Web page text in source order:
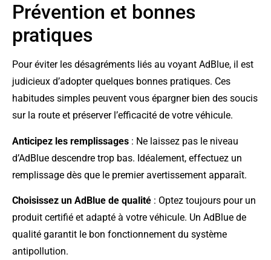
Prévention et bonnes
pratiques
Pour éviter les désagréments liés au voyant AdBlue, il est
judicieux d’adopter quelques bonnes pratiques. Ces
habitudes simples peuvent vous épargner bien des soucis
sur la route et préserver l’efficacité de votre véhicule.
Anticipez les remplissages : Ne laissez pas le niveau
d’AdBlue descendre trop bas. Idéalement, effectuez un
remplissage dès que le premier avertissement apparaît.
Choisissez un AdBlue de qualité : Optez toujours pour un
produit certifié et adapté à votre véhicule. Un AdBlue de
qualité garantit le bon fonctionnement du système
antipollution.